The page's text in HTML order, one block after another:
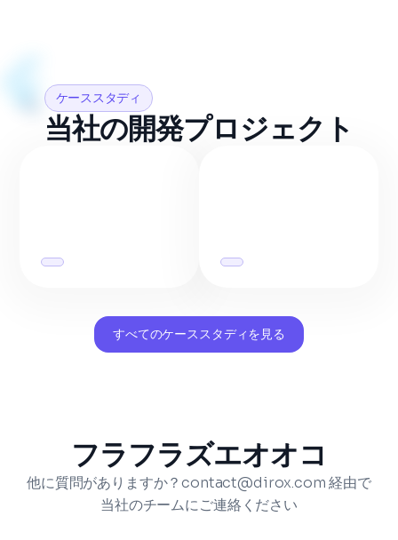
ケーススタディ
当社の開発プロジェクト
すべてのケーススタディを見る
フラフラズエオオコ
他に質問がありますか？contact@dirox.com 経由で
当社のチームにご連絡ください